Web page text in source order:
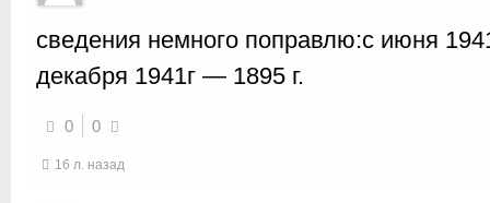
сведения немного поправлю:с июня
декабря 1941г — 1895 г.
0 0
16 л. назад